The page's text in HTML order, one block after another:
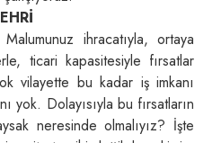
ihracatıyla, ortaya
ticari kapasitesiyle fırsatlar
vilayette bu kadar iş imkanı
yok. Dolayısıyla bu fırsatların
neresinde olmalıyız? İşte